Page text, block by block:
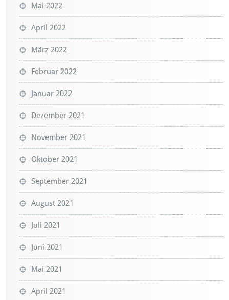
Mai 2022
April 2022
März 2022
Februar 2022
Januar 2022
Dezember 2021
November 2021
Oktober 2021
September 2021
August 2021
Juli 2021
Juni 2021
Mai 2021
April 2021